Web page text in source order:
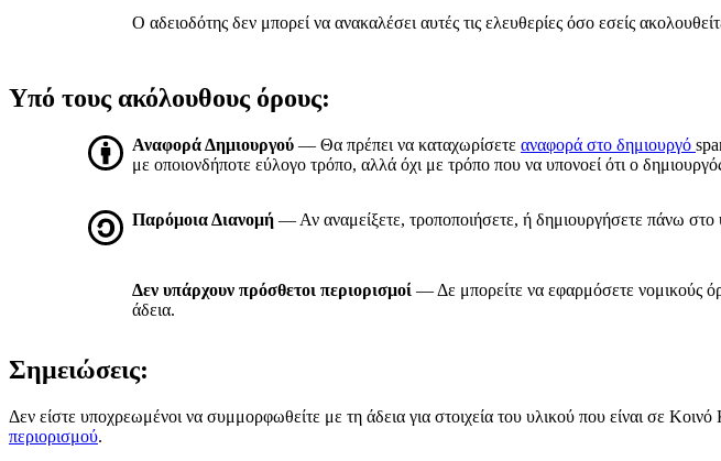
Ο αδειοδότης δεν μπορεί να ανακαλέσει αυτές τις ελευθερίες όσο εσείς
Υπό τους ακόλουθους όρους:
Αναφορά Δημιουργού — Θα πρέπει να καταχωρίσετε αναφορά στο δημιουργό
με οποιονδήποτε εύλογο τρόπο, αλλά όχι με τρόπο που να υπονοεί ότι ο
Παρόμοια Διανομή — Αν αναμείξετε, τροποποιήσετε, ή δημιουργήσετε πάνω στο
Δεν υπάρχουν πρόσθετοι περιορισμοί — Δε μπορείτε να εφαρμόσετε νομικούς
άδεια.
Σημειώσεις:
Δεν είστε υποχρεωμένοι να συμμορφωθείτε με τη άδεια για στοιχεία του υλικού που είναι σε
περιορισμού.